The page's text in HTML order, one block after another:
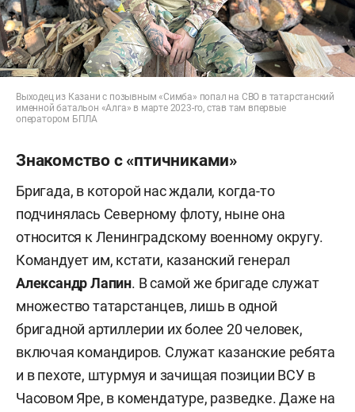
Выходец из Казани с позывным «Симба» попал на СВО в татарстанский
именной батальон «Алга» в марте 2023-го, став там впервые
оператором БПЛА
Знакомство с «птичниками»
Бригада, в которой нас ждали, когда-то
подчинялась Северному флоту, ныне она
относится к Ленинградскому военному округу.
Командует им, кстати, казанский генерал
Александр Лапин. В самой же бригаде служат
множество татарстанцев, лишь в одной
бригадной артиллерии их более 20 человек,
включая командиров. Служат казанские ребята
и в пехоте, штурмуя и зачищая позиции ВСУ в
Часовом Яре, в комендатуре, разведке. Даже на